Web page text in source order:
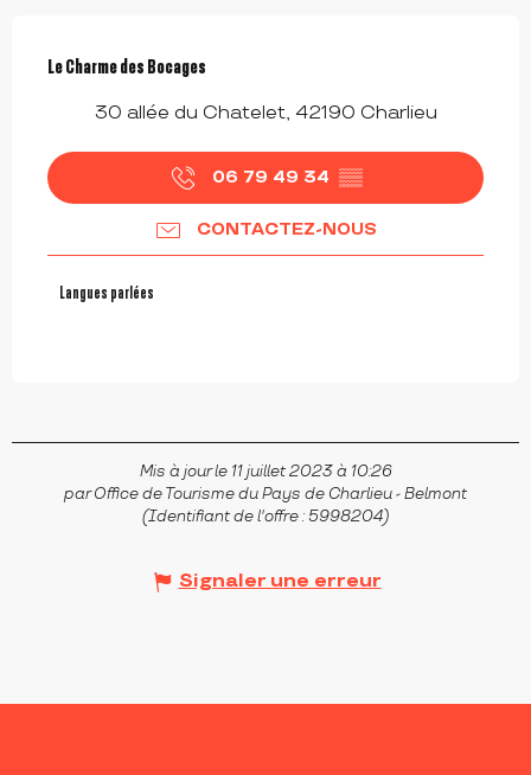
Le Charme des Bocages
30 allée du Chatelet, 42190 Charlieu
06 79 49 34 ▒▒
CONTACTEZ-NOUS
Langues parlées
Langues parlées
Mis à jour le 11 juillet 2023 à 10:26
par Office de Tourisme du Pays de Charlieu - Belmont
(Identifiant de l'offre : 5998204)
Signaler une erreur